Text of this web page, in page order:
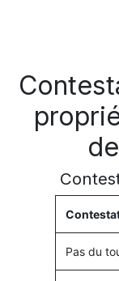
Pas du